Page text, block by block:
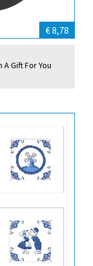
€ 8,78
Gift For You